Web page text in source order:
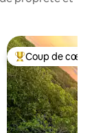
Coups de cœur
Coup de cœur